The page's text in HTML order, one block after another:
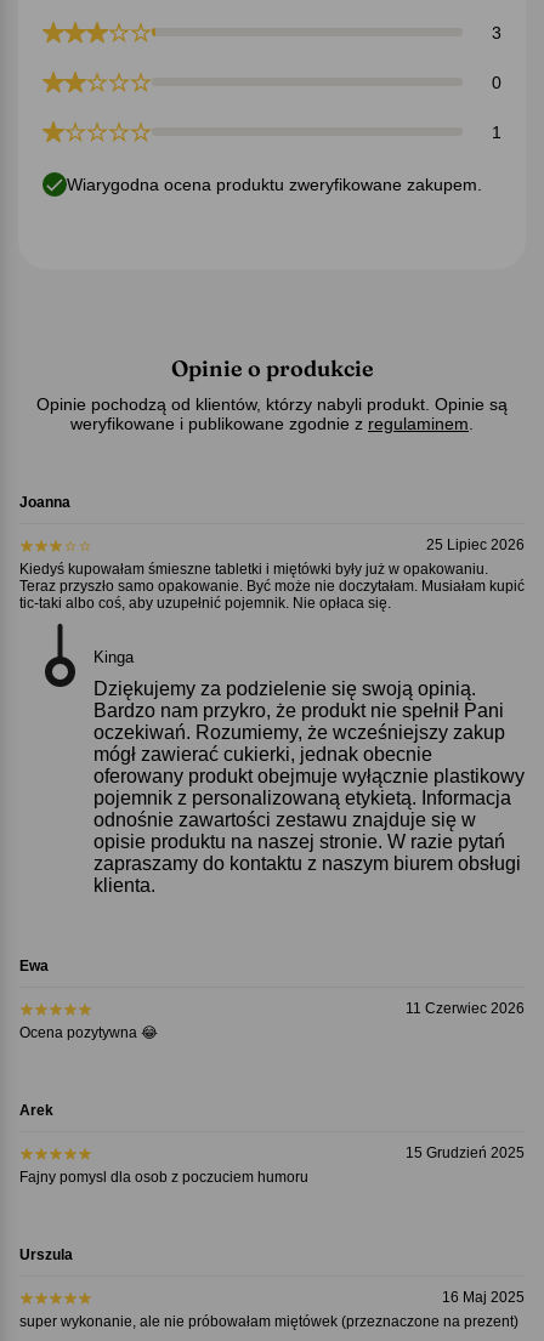
3
0
1
Wiarygodna ocena produktu zweryfikowane zakupem.
Opinie o produkcie
Opinie pochodzą od klientów, którzy nabyli produkt. Opinie są
weryfikowane i publikowane zgodnie z regulaminem
Joanna
25 Lipiec 2026
Kiedyś kupowałam śmieszne tabletki i miętówki były już w opakowaniu.
Teraz przyszło samo opakowanie. Być może nie doczytałam. Musiałam kupić
tic-taki albo coś, aby uzupełnić pojemnik. Nie opłaca się.
Kinga
Dziękujemy za podzielenie się swoją opinią.
Bardzo nam przykro, że produkt nie spełnił Pani
oczekiwań. Rozumiemy, że wcześniejszy zakup
mógł zawierać cukierki, jednak obecnie
oferowany produkt obejmuje wyłącznie plastikowy
pojemnik z personalizowaną etykietą. Informacja
odnośnie zawartości zestawu znajduje się w
opisie produktu na naszej stronie. W razie pytań
zapraszamy do kontaktu z naszym biurem obsługi
klienta.
Ewa
11 Czerwiec 2026
Ocena pozytywna 😂
Arek
15 Grudzień 2025
Fajny pomysl dla osob z poczuciem humoru
Urszula
16 Maj 2025
super wykonanie, ale nie próbowałam miętówek (przeznaczone na prezent)